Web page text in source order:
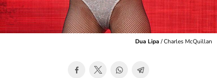
Dua Lipa /Charles McQuillan